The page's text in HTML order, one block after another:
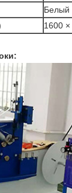
Белый
1600